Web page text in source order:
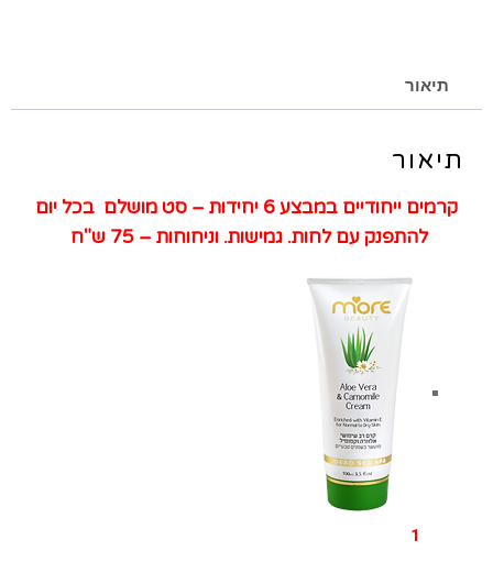
תיאור
תיאור
קרמים ייחודיים במבצע 6 יחידות – סט מושלם בכל יום
להתפנק עם לחות. גמישות. וניחוחות – 75 ש"ח
1